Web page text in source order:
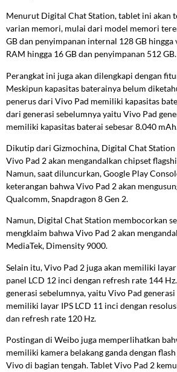
Menurut Digital Chat Station, tablet ini akan
varian memori, mulai dari model memori
GB dan penyimpanan internal 128 GB
RAM hingga 16 GB dan penyimpanan 512 GB.
Perangkat ini juga akan dilengkapi dengan
Meskipun kapasitas baterainya belum
penerus dari Vivo Pad memiliki kapasitas
dari generasi sebelumnya yaitu Vivo Pad
memiliki kapasitas baterai sebesar 8.040
Dikutip dari Gizmochina, Digital Chat Station
Vivo Pad 2 akan mengandalkan chipset
Namun, saat diluncurkan, Google Play
keterangan bahwa Vivo Pad 2 akan
Qualcomm, Snapdragon 8 Gen 2.
Namun, Digital Chat Station membocorkan
mengklaim bahwa Vivo Pad 2 akan
MediaTek, Dimensity 9000.
Selain itu, Vivo Pad 2 juga akan memiliki
panel LCD 12 inci dengan refresh rate 144
generasi sebelumnya, yaitu Vivo Pad
memiliki layar IPS LCD 11 inci dengan
dan refresh rate 120 Hz.
Postingan di Weibo juga memperlihatkan
memiliki kamera belakang ganda dengan
Vivo di bagian tengah. Tablet Vivo Pad 2